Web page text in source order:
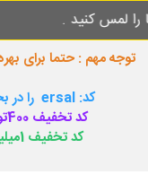
.
کد: ersal را در بخش " کدتخفیف دارید؟ " وارد کنید.
کد تخفیف 400تومانی خرید بالای 6میلیون: mrda
کد تخفیف 1میلیونی خرید بالای 15میلیون: dlsw